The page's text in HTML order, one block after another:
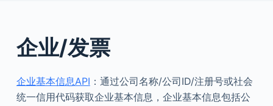
企业/发票
企业基本信息API ：通过公司名称/公司ID/注册号或社会
统一信用代码获取企业基本信息，企业基本信息包括公